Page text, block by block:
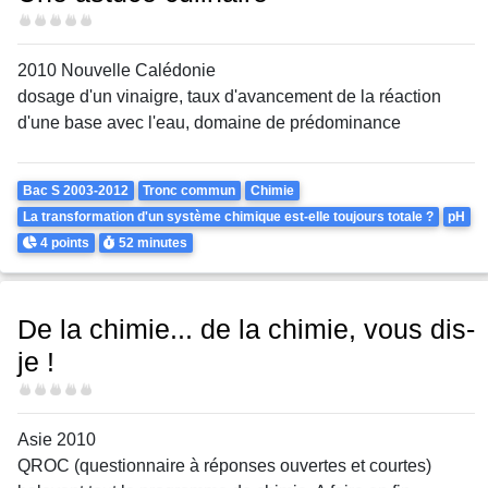
Difficulté
2010 Nouvelle Calédonie
dosage d'un vinaigre, taux d'avancement de la réaction
d'une base avec l'eau, domaine de prédominance
Theme
Bac S 2003-2012 Tronc commun
Chimie
La transformation d'un système chimique est-elle toujours totale ?
pH
Points
4 points Durée
52 minutes
De la chimie... de la chimie, vous dis-
je !
Difficulté
Asie 2010
QROC (questionnaire à réponses ouvertes et courtes)